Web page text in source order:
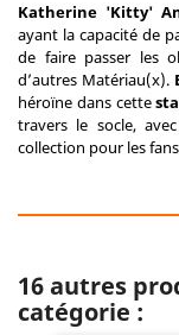
Katherine 'Kitty'
ayant la capacité de
de faire passer les
d’autres Matériau(x).
héroïne dans cette
travers le socle,
collection pour les
16 autres
catégorie :